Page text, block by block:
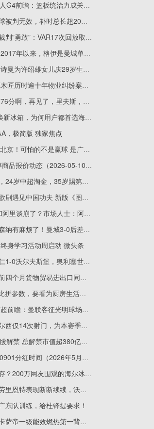
尼克斯vs76人G4前瞻：篮板统治力成关键，维拉诺瓦三将战旧地
国安三个进球被判无效，补时总长超20分钟，海港与国安这场2比2充满戏剧性|每日热议
阿尔特塔赞裁判"勇敢"：VAR17次回放取消西汉姆绝平
每日观察!自2017年以来，格伊是曼城单场英超11+解围且11+对抗成功首人
今日热门!佘诗曼为许绍雄女儿庆29岁生日！助她走出丧父悲痛！发文：你并不孤单
当前资讯!谭木匠历时逾十年物业纠纷案出现新进展
净输176，176分啊，再见了，里夫斯，输麻了！-速看
“五一”假期焕新冰箱，为何用户都首选海尔？
，极简版 独家焦点
广东102-99北京！可怕的不是赢球 是广东主帅赛后这番话，格局很大
DL-氨基丙醇商品报价动态（2026-05-10）
翻版内马尔，24岁中超淘金，35岁踢第五级别联赛，遭4年进球荒_快报
微速讯：当歌剧遇见中国功夫 新版《图兰朵》讲述中意文化交流
Deepseek和阿里谈崩了？市场人士：阿里应该没有进行谈判
即时看！阿森纳有麻烦了！曼城3-0后差2分，客场对西汉姆不胜或英超丢冠
身学习活动周启动 微头条
剑南春｜拜仁1-0沃尔夫斯堡，奥利塞世界波，凯恩失点-焦点信息
焦点热文：前四个月货物贸易进出口同比增长14.9% 外贸延续良好增长态势
厨电AI不仅比拼参数，要看为厨房生活减负
焦点报道:英超前瞻：曼联客征光明球场，卡里克欲续神奇，B费冲击历史纪录
利物浦vs切尔西仅14次射门，为本赛季英超单场第二少
下周将有37股解禁 总解禁市值超380亿元-当前资讯
航天科技000901分红时间（2026年5月9日） 每日快看
冷鲜肉怎么存？200万网友围观的海尔冰箱慢直播说清楚了
球员评分：劳里恩特表现断断续续，沃尔帕托缺乏空间|动态
东队训练，给杜锋提要求！
央视财经：卡萨帝一级能效燃热第一背后的是科技领先